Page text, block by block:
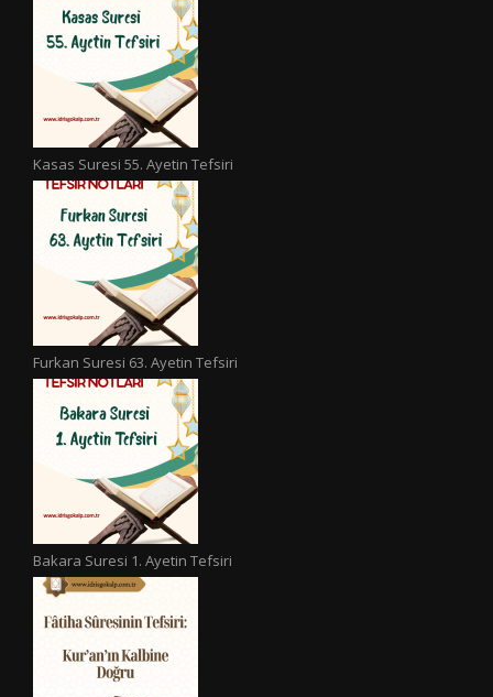
Kasas Suresi 55. Ayetin Tefsiri
Furkan Suresi 63. Ayetin Tefsiri
Bakara Suresi 1. Ayetin Tefsiri